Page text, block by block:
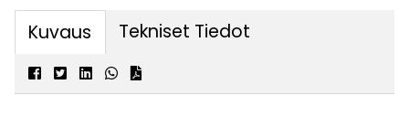
Kuvaus Tekniset Tiedot